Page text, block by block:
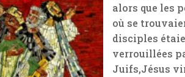
alors que les
où se
disciples
verrouillées
Juifs,Jésus